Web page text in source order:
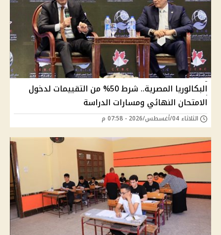
البكالوريا المصرية.. شرط 50% من التقييمات لدخول
الامتحان النهائي ومسارات الدراسة
الثلاثاء 04/أغسطس/2026 - 07:58 م